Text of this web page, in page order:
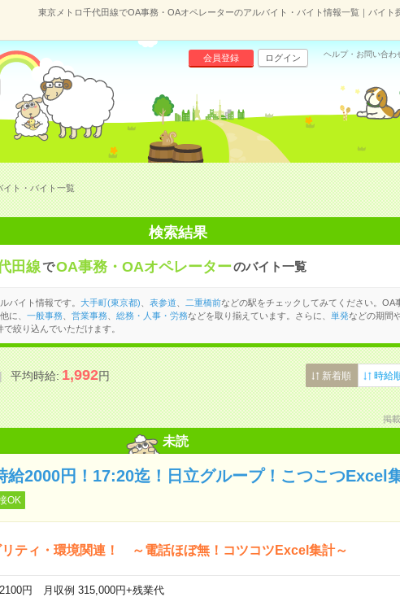
東京メトロ千代田線でOA事務・OAオペレーターのアルバイト・バイト情報一覧｜バイト
会員登録 ログイン ヘルプ・お問い合わ
ト・バイト一覧
検索結果
田線でOA事務・OAオペレーターのバイト一覧
バイト情報です。 大手町(東京都) 表参道 二重橋前などの駅をチェックしてみてください。OA
に、 一般事務、 営業事務、 総務・人事・労務などを取り揃えています。さらに、 単発などの期間や
絞り込んでいただけます。
平均時給:1,992円 新着順 時給
掲
未読
給2000円！17:20迄！日立グループ！こつこつExcel
OK
ティ・環境関連！ ～電話ほぼ無！コツコツExcel集計～
円 月収例 315,000円+残業代